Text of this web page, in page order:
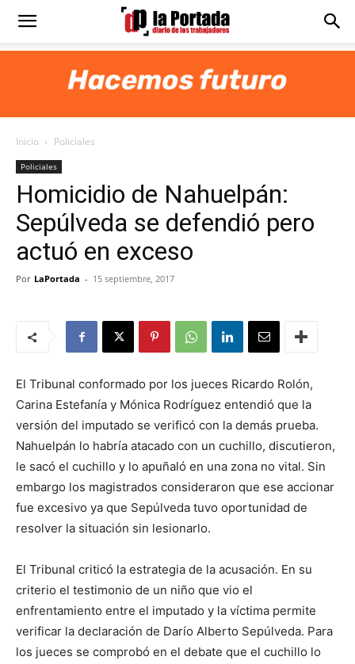
Diario
Portada
Inicio Policiales
Policiales
Homicidio de Nahuelpán:
Sepúlveda se defendió pero
actuó en exceso
Por LaPortada - 15 septiembre, 2017
El Tribunal conformado por los jueces Ricardo Rolón,
Carina Estefanía y Mónica Rodríguez entendió que la
versión del imputado se verificó con la demás prueba.
Nahuelpán lo habría atacado con un cuchillo, discutieron,
le sacó el cuchillo y lo apuñaló en una zona no vital. Sin
embargo los magistrados consideraron que ese accionar
fue excesivo ya que Sepúlveda tuvo oportunidad de
resolver la situación sin lesionarlo.
El Tribunal criticó la estrategia de la acusación. En su
criterio el testimonio de un niño que vio el
enfrentamiento entre el imputado y la víctima permite
verificar la declaración de Darío Alberto Sepúlveda. Para
los jueces se comprobó en el debate que el cuchillo lo